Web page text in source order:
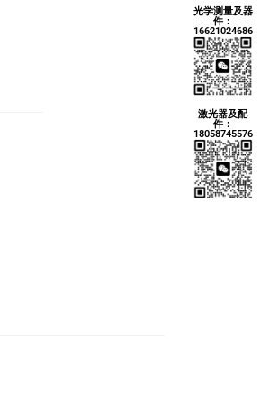
光学测量及器
件：
16621024686
激光器及配
件：
18058745576